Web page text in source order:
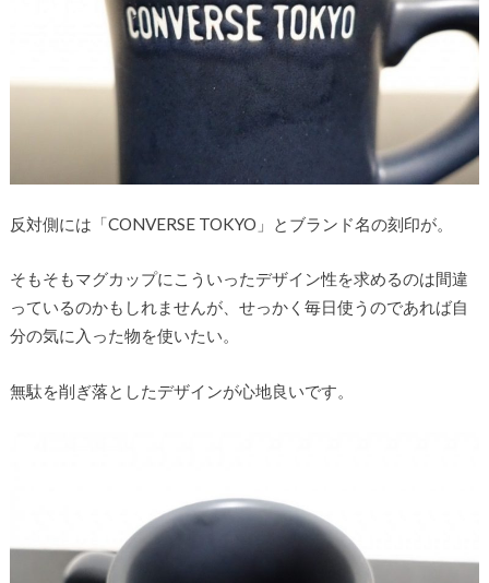
反対側には「CONVERSE TOKYO」とブランド名の刻印が。
そもそもマグカップにこういったデザイン性を求めるのは間違
っているのかもしれませんが、せっかく毎日使うのであれば自
分の気に入った物を使いたい。
無駄を削ぎ落としたデザインが心地良いです。